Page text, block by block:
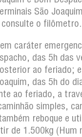
São
consulte o filômetro.
caráter
das 5h das
ao feriado;
das 5h do
ao feriado, a
simples,
reboque e
de 1.500kg (Hum